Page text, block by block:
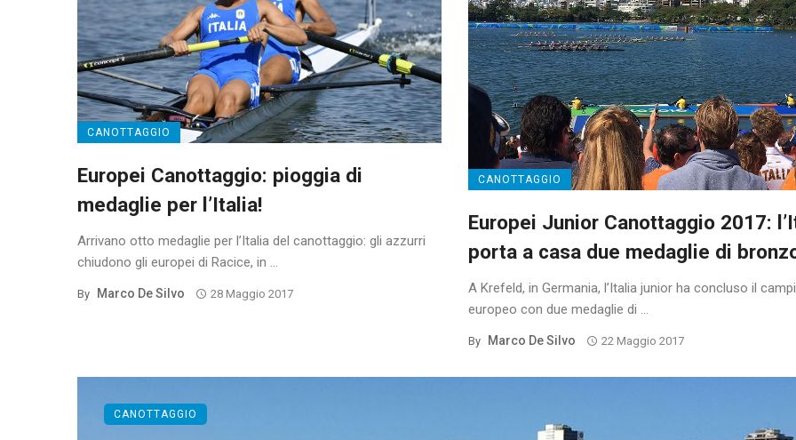
CANOTTAGGIO
Europei Canottaggio: pioggia di
medaglie per l’Italia!
Arrivano otto medaglie per l’Italia del canottaggio: gli azzurri
chiudono gli europei di Racice, in ...
By Marco De Silvo 28 Maggio 2017
CANOTTAGGIO
Europei Junior Canottaggio 2017:
porta a casa due medaglie di
A Krefeld, in Germania, l’Italia junior ha concluso il
europeo con due medaglie di ...
By Marco De Silvo 22 Maggio 2017
CANOTTAGGIO